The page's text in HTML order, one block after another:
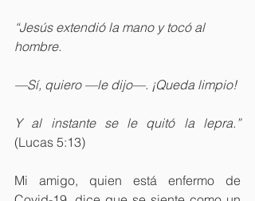
“Jesús extendió la mano y tocó al
hombre.
—Sí, quiero —le dijo—. ¡Queda limpio!
Y al instante se le quitó la lepra.”
(Lucas 5:13)
Mi amigo, quien está enfermo de